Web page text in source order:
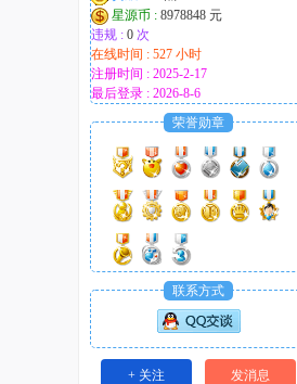
星源币 : 8978848 元
违规 : 0 次
在线时间 : 527 小时
注册时间 : 2025-2-17
最后登录 : 2026-8-6
荣誉勋章
联系方式
+ 关注 发消息